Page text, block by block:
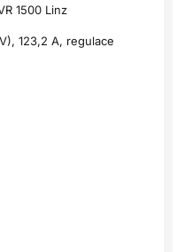
1500 Linz
123,2 A, regulace